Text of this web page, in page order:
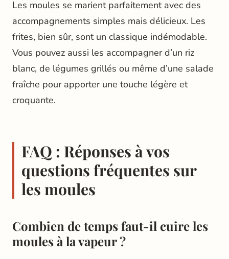
Les moules se marient parfaitement avec des
accompagnements simples mais délicieux. Les
frites, bien sûr, sont un classique indémodable.
Vous pouvez aussi les accompagner d’un riz
blanc, de légumes grillés ou même d’une salade
fraîche pour apporter une touche légère et
croquante.
FAQ : Réponses à vos
questions fréquentes sur
les moules
Combien de temps faut-il cuire les
moules à la vapeur ?